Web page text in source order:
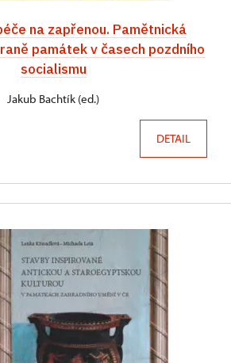
na zapřenou. Pamětnická
památek v časech pozdního
socialismu
Jakub Bachtík (ed.)
DETAIL